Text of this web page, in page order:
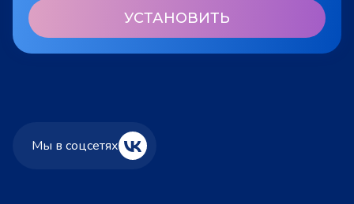
УСТАНОВИТЬ
Мы в соцсетях